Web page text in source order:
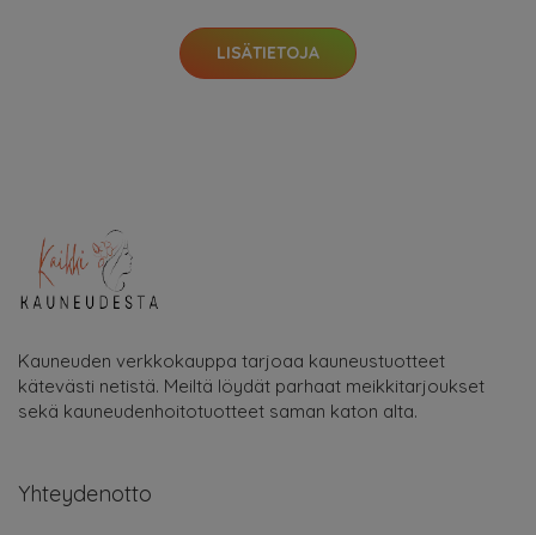
LISÄTIETOJA
Kauneuden verkkokauppa tarjoaa kauneustuotteet
kätevästi netistä. Meiltä löydät parhaat meikkitarjoukset
sekä kauneudenhoitotuotteet saman katon alta.
Yhteydenotto